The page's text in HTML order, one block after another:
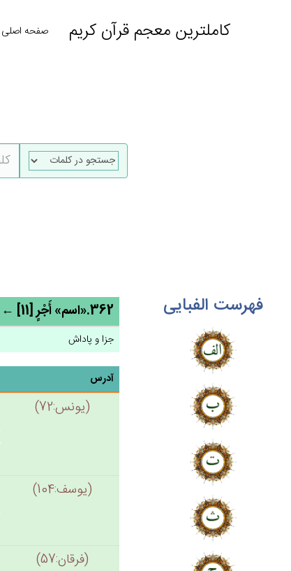
کاملترین معجم قرآن کریم صفحه اصلی
فهرست الفبایی 362.«اسم» أَجْرٍ [11] ← اجر
جزا و پاداش
آدرس
(يونس:72)
(يوسف:104)
(فرقان:57)